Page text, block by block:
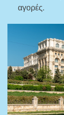
αγορές.